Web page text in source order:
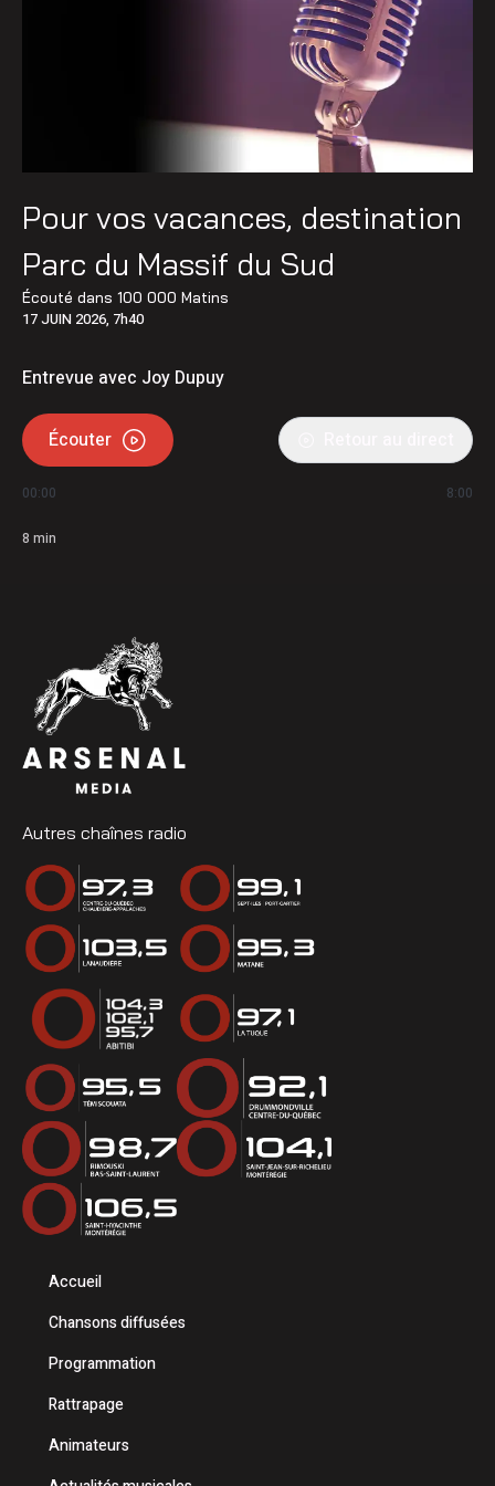
Pour vos vacances, destination
Parc du Massif du Sud
Écouté dans 100 000 Matins
17 JUIN 2026, 7h40
Entrevue avec Joy Dupuy
Écouter
00:00 8:00
8 min
Autres chaînes radio
Accueil
Chansons diffusées
Programmation
Rattrapage
Animateurs